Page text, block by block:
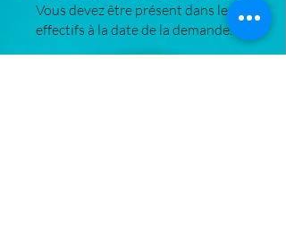
Vous devez être présent dans les
effectifs à la date de la demande.